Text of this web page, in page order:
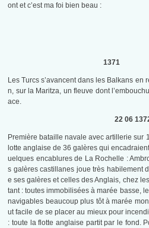
ont et c’est ma foi bien beau :
1371
Les Turcs s’avancent dans les Balkans en
n, sur la Maritza, un fleuve dont
ace.
22 06
Première bataille navale avec artillerie sur
lotte anglaise de 36 galères qui
uelques encablures de La Rochelle :
s galères castillanes joue très habilement
e ses galères et celles des Anglais, chez
tant : toutes immobilisées à marée basse,
navigables beaucoup plus tôt à marée
ut facile de se placer au mieux pour
: toute la flotte anglaise partit par le fond.